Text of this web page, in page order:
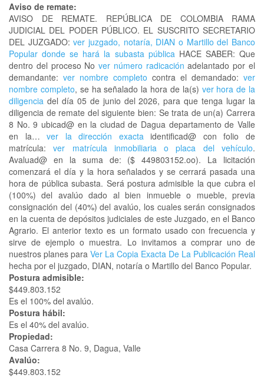
Aviso de remate:
AVISO DE REMATE. REPÚBLICA DE COLOMBIA RAMA
JUDICIAL DEL PODER PÚBLICO. EL SUSCRITO SECRETARIO
DEL JUZGADO: ver juzgado, notaría, DIAN o Martillo del Banco
Popular donde se hará la subasta públicaHACE SABER: Que
dentro del proceso Nover número radicación adelantado por el
demandante: ver nombre completo contra el demandado: ver
nombre completo, se ha señalado la hora de la(s) ver hora de la
diligencia del día 05 de junio del 2026, para que tenga lugar la
diligencia de remate del siguiente bien: Se trata de un(a) Carrera
8 No. 9 ubicad@ en la ciudad de Dagua departamento de Valle
en la…ver la dirección exactaidentificad@ con folio de
matrícula:ver matrícula inmobiliaria o placa del vehículo.
Avaluad@ en la suma de: ($ 449803152.oo). La licitación
comenzará el día y la hora señalados y se cerrará pasada una
hora de pública subasta. Será postura admisible la que cubra el
(100%) del avalúo dado al bien inmueble o mueble, previa
consignación del (40%) del avalúo, los cuales serán consignados
en la cuenta de depósitos judiciales de este Juzgado, en el Banco
Agrario. El anterior texto es un formato usado con frecuencia y
sirve de ejemplo o muestra. Lo invitamos a comprar uno de
nuestros planes para Ver La Copia Exacta De La Publicación Real
hecha por el juzgado, DIAN, notaría o Martillo del Banco Popular.
Postura admisible:
$449.803.152
Es el 100% del avalúo.
Postura hábil:
Es el 40% del avalúo.
Propiedad:
Casa Carrera 8 No. 9, Dagua, Valle
Avalúo:
$449.803.152